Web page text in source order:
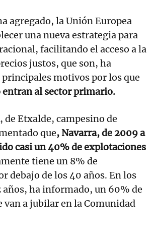
agregado, la Unión Europea
una nueva estrategia para
facilitando el acceso a la
justos, que son, ha
principales motivos por los que
entran al sector primario.
, de Etxalde, campesino de
que, Navarra, de 2009 a
casi un 40% de explotaciones
tiene un 8% de
debajo de los 40 años. En los
ha informado, un 60% de
van a jubilar en la Comunidad